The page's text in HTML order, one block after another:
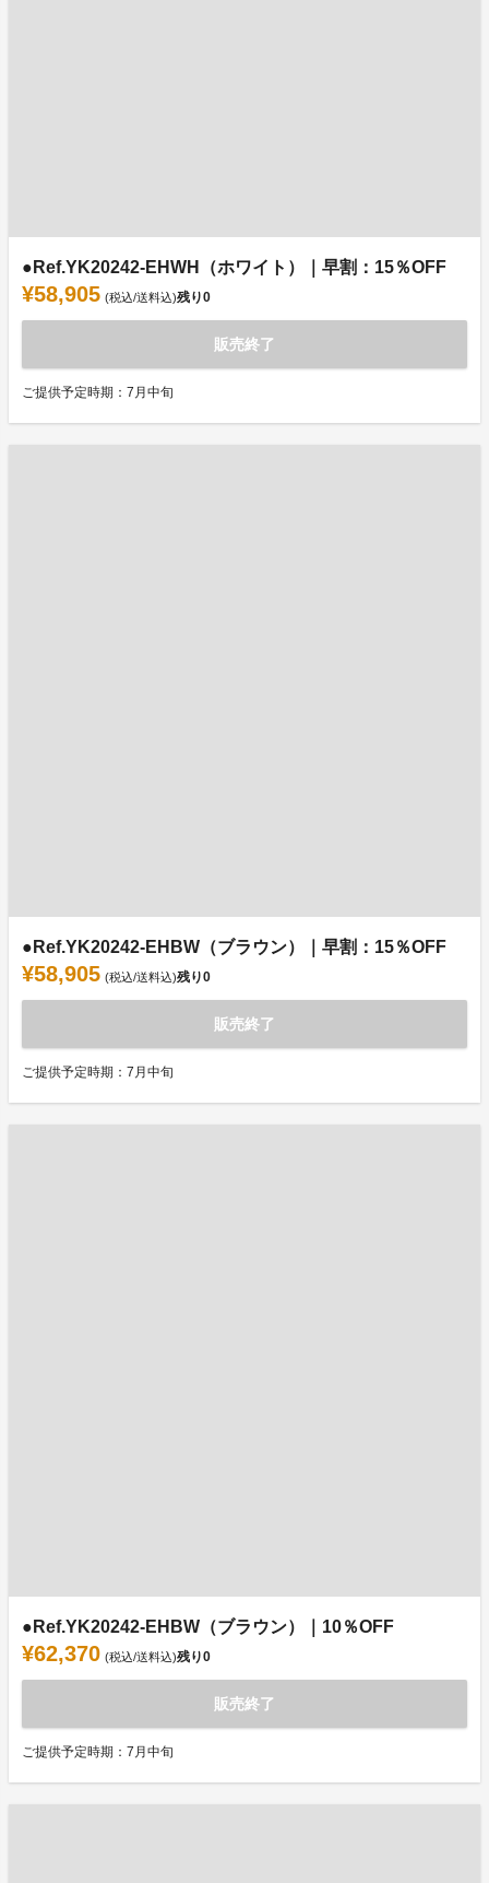
●Ref.YK20242-EHWH（ホワイト）｜早割：15％OFF
¥58,905 (税込/送料込)残り0
販売終了
ご提供予定時期：7月中旬
●Ref.YK20242-EHBW（ブラウン）｜早割：15％OFF
¥58,905 (税込/送料込)残り0
販売終了
ご提供予定時期：7月中旬
●Ref.YK20242-EHBW（ブラウン）｜10％OFF
¥62,370 (税込/送料込)残り0
販売終了
ご提供予定時期：7月中旬